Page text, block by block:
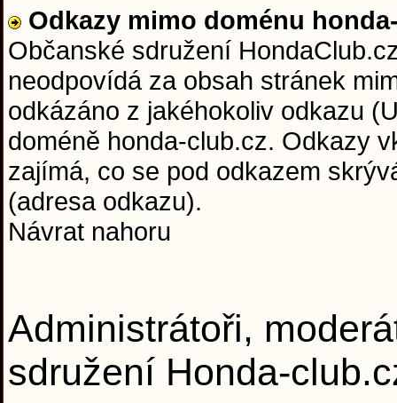
Odkazy mimo doménu
Občanské sdružení
neodpovídá za obsah stránek
odkázáno z jakéhokoliv odkazu
doméně honda-club.cz. Odkazy
zajímá, co se pod odkazem
(adresa odkazu).
Návrat nahoru
Administrátoři,
sdružení Honda-